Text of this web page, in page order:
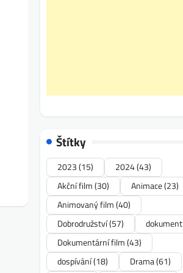
Štítky
2023(15) 2024(43)
Akční film(30) Animace(23)
Animovaný film(40)
Dobrodružství(57) dokument
Dokumentární film(43)
dospívání(18) Drama(61)